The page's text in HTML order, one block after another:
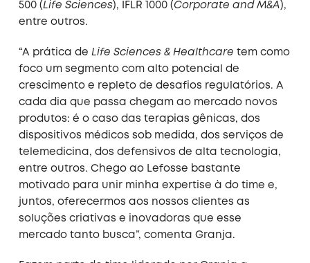
500 (Life Sciences), IFLR 1000 (Corporate and M&A),
entre outros.
“A prática de Life Sciences & Healthcare tem como
foco um segmento com alto potencial de
crescimento e repleto de desafios regulatórios. A
cada dia que passa chegam ao mercado novos
produtos: é o caso das terapias gênicas, dos
dispositivos médicos sob medida, dos serviços de
telemedicina, dos defensivos de alta tecnologia,
entre outros. Chego ao Lefosse bastante
motivado para unir minha expertise à do time e,
juntos, oferecermos aos nossos clientes as
soluções criativas e inovadoras que esse
mercado tanto busca”, comenta Granja.